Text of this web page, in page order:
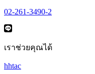
02-261-3490-2
เราช่วยคุณได้
hhtac